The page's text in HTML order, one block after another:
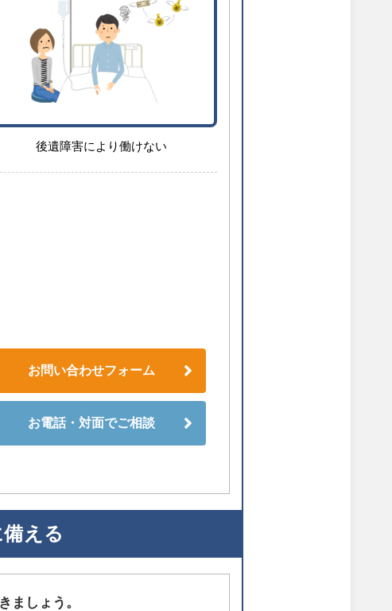
後遺障害により働けない
お問い合わせフォーム
お電話・対面でご相談
える
ましょう。